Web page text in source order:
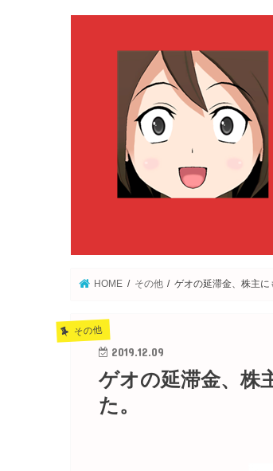
HOME その他 ゲオの延滞金、株主に
その他
2019.12.09
ゲオの延滞金、株
た。